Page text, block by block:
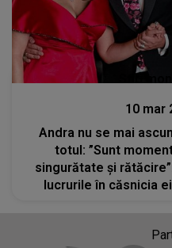
Stiri
10 mar
Andra nu se mai
totul: ”Sunt
singurătate și
lucrurile în căsnicia